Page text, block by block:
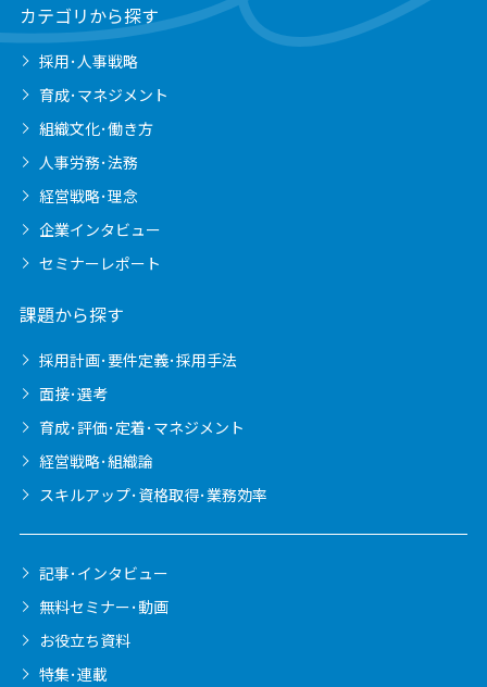
カテゴリから探す
採用･人事戦略
育成･マネジメント
組織文化･働き方
人事労務･法務
経営戦略･理念
企業インタビュー
セミナーレポート
課題から探す
採用計画･要件定義･採用手法
面接･選考
育成･評価･定着･マネジメント
経営戦略･組織論
スキルアップ･資格取得･業務効率
記事･インタビュー
無料セミナー･動画
お役立ち資料
特集･連載